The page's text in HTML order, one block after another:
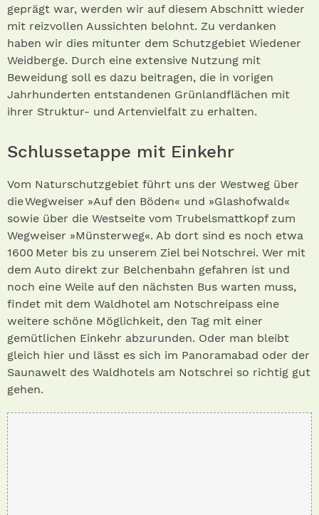
geprägt war, werden wir auf diesem Abschnitt wieder
mit reizvollen Aussichten belohnt. Zu verdanken
haben wir dies mitunter dem Schutzgebiet Wiedener
Weidberge. Durch eine extensive Nutzung mit
Beweidung soll es dazu beitragen, die in vorigen
Jahrhunderten entstandenen Grünlandflächen mit
ihrer Struktur- und Artenvielfalt zu erhalten.
Schlussetappe mit Einkehr
Vom Naturschutzgebiet führt uns der Westweg über
die Wegweiser »Auf den Böden« und »Glashofwald«
sowie über die Westseite vom Trubelsmattkopf zum
Wegweiser »Münsterweg«. Ab dort sind es noch etwa
1600 Meter bis zu unserem Ziel bei Notschrei. Wer mit
dem Auto direkt zur Belchenbahn gefahren ist und
noch eine Weile auf den nächsten Bus warten muss,
findet mit dem Waldhotel am Notschreipass eine
weitere schöne Möglichkeit, den Tag mit einer
gemütlichen Einkehr abzurunden. Oder man bleibt
gleich hier und lässt es sich im Panoramabad oder der
Saunawelt des Waldhotels am Notschrei so richtig gut
gehen.